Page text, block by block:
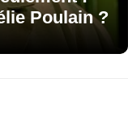
Poulain ?